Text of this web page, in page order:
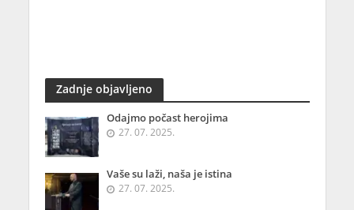
Zadnje objavljeno
Odajmo počast herojima
27. 07. 2025.
Vaše su laži, naša je istina
27. 07. 2025.